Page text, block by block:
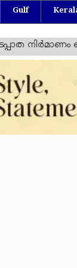
Gulf